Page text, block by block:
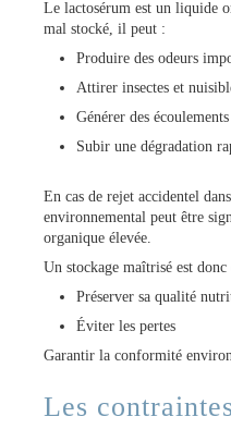
Le lactosérum est un liquide
mal stocké, il peut :
Produire des odeurs
Attirer insectes et
Générer des
Subir une dégradation
En cas de rejet accidentel
environnemental peut être
organique élevée.
Un stockage maîtrisé est donc
Préserver sa qualité
Éviter les pertes
Garantir la conformité
Les